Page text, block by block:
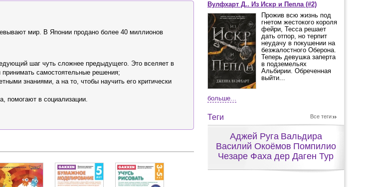
мир. В Японии продано более 40 миллионов
шаг чуть сложнее предыдущего. Это вселяет в
принимать самостоятельные решения;
знаниями, а на то, чтобы научить его критически
помогают в социализации.
Вулфхарт Д.. Из Искр и Пепла (#2)
Прожив всю жизнь под
гнетом жестокого короля
фейри, Тесса решает
дать отпор, но терпит
неудачу в покушении на
безжалостного Оберона.
Теперь девушка заперта
в подземельях
Альбирии. Обреченная
выйти...
больше...
Теги Все теги
Аджей Руга Вальдира
Василий Окоёмов Помпилио
Чезаре Фаха дер Даген Тур